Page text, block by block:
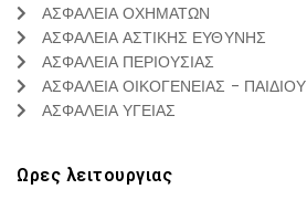
ΑΣΦΑΛΕΙΑ ΟΧΗΜΑΤΩΝ
ΑΣΦΑΛΕΙΑ ΑΣΤΙΚΗΣ ΕΥΘΥΝΗΣ
ΑΣΦΑΛΕΙΑ ΠΕΡΙΟΥΣΙΑΣ
ΑΣΦΑΛΕΙΑ ΟΙΚΟΓΕΝΕΙΑΣ - ΠΑΙΔΙΟΥ
ΑΣΦΑΛΕΙΑ ΥΓΕΙΑΣ
Ωρες λειτουργιας